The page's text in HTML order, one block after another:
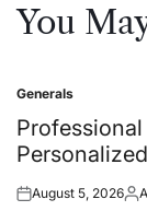
You
Posted
in
Generals
Posted
August 5, 2026